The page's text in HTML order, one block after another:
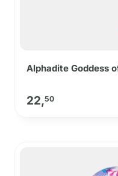
Alphadite Goddess
22,50